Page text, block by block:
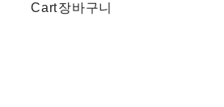
Cart장바구니